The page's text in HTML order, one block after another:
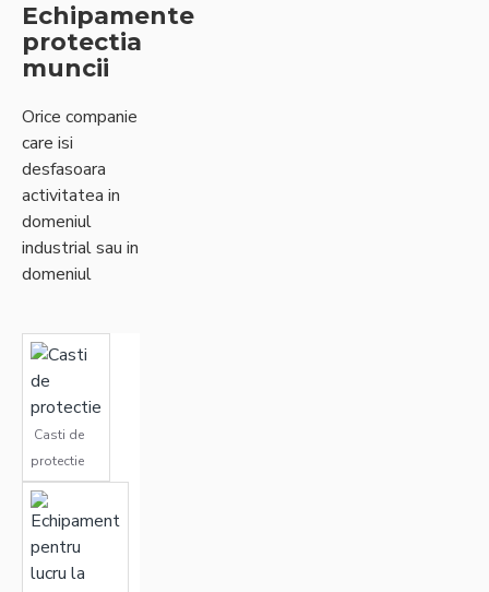
Echipamente
protectia
muncii
Orice companie
care isi
desfasoara
activitatea in
domeniul
industrial sau in
domeniul
echipament
special de
protectia
muncii pentru
fiecare
angajat.De
asemenea
echipamentul
de lucru si
Casti de
protectie